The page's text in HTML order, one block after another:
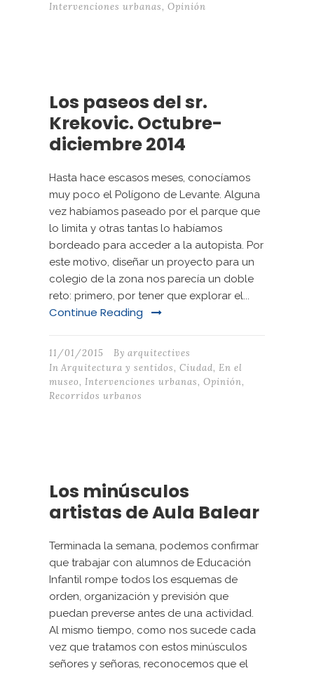
Intervenciones urbanas, Opinión
Los paseos del sr.
Krekovic. Octubre-
diciembre 2014
Hasta hace escasos meses, conocíamos
muy poco el Polígono de Levante. Alguna
vez habíamos paseado por el parque que
lo limita y otras tantas lo habíamos
bordeado para acceder a la autopista. Por
este motivo, diseñar un proyecto para un
colegio de la zona nos parecía un doble
reto: primero, por tener que explorar el...
Continue Reading
11/01/2015 By arquitectives
In Arquitectura y sentidos, Ciudad, En el
museo, Intervenciones urbanas, Opinión,
Recorridos urbanos
Los minúsculos
artistas de Aula Balear
Terminada la semana, podemos confirmar
que trabajar con alumnos de Educación
Infantil rompe todos los esquemas de
orden, organización y previsión que
puedan preverse antes de una actividad.
Al mismo tiempo, como nos sucede cada
vez que tratamos con estos minúsculos
señores y señoras, reconocemos que el